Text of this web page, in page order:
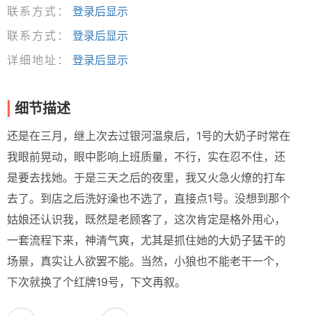
联系方式：
登录后显示
联系方式：
登录后显示
详细地址：
登录后显示
细节描述
还是在三月，继上次去过银河温泉后，1号的大奶子时常在
我眼前晃动，眼中影响上班质量，不行，实在忍不住，还
是要去找她。于是三天之后的夜里，我又火急火燎的打车
去了。到店之后洗好澡也不选了，直接点1号。没想到那个
姑娘还认识我，既然是老顾客了，这次肯定是格外用心，
一套流程下来，神清气爽，尤其是抓住她的大奶子猛干的
场景，真实让人欲罢不能。当然，小狼也不能老干一个，
下次就换了个红牌19号，下文再叙。